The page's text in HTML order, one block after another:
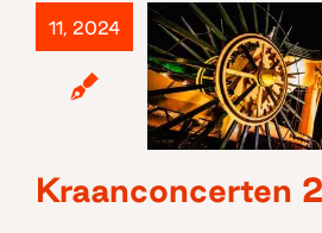
11, 2024
Kraanconcerten